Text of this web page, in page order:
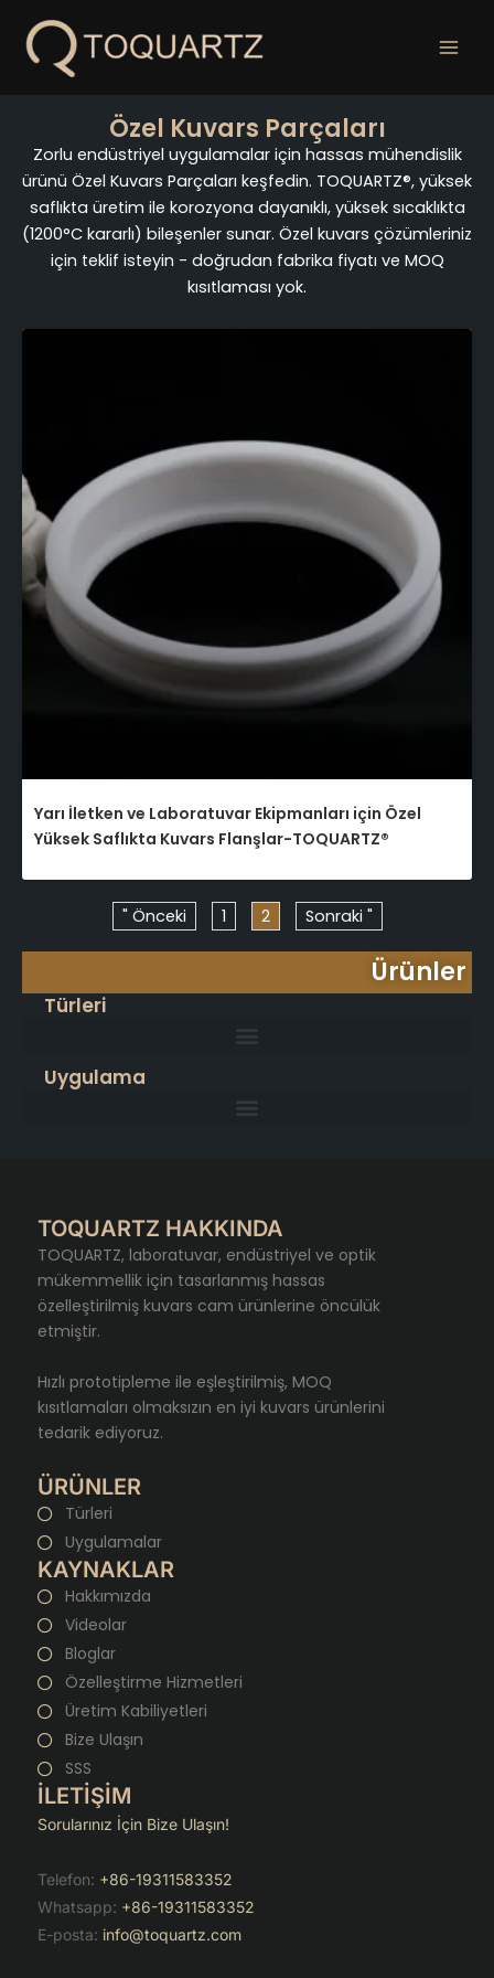
geç
Özel Kuvars Parçaları
Zorlu endüstriyel uygulamalar için hassas mühendislik
ürünü Özel Kuvars Parçaları keşfedin. TOQUARTZ®, yüksek
saflıkta üretim ile korozyona dayanıklı, yüksek sıcaklıkta
(1200°C kararlı) bileşenler sunar. Özel kuvars çözümleriniz
için teklif isteyin - doğrudan fabrika fiyatı ve MOQ
kısıtlaması yok.
Yarı İletken ve Laboratuvar Ekipmanları için Özel
Yüksek Saflıkta Kuvars Flanşlar-TOQUARTZ®
" Önceki 1 2 Sonraki "
Ürünler
Türleri
Uygulama
TOQUARTZ HAKKINDA
TOQUARTZ, laboratuvar, endüstriyel ve optik
mükemmellik için tasarlanmış hassas
özelleştirilmiş kuvars cam ürünlerine öncülük
etmiştir.
Hızlı prototipleme ile eşleştirilmiş, MOQ
kısıtlamaları olmaksızın en iyi kuvars ürünlerini
tedarik ediyoruz.
ÜRÜNLER
Türleri
Uygulamalar
KAYNAKLAR
Hakkımızda
Videolar
Bloglar
Özelleştirme Hizmetleri
Üretim Kabiliyetleri
Bize Ulaşın
SSS
İLETİŞİM
Sorularınız İçin Bize Ulaşın!
Telefon: +86-19311583352
Whatsapp: +86-19311583352
E-posta: info@toquartz.com